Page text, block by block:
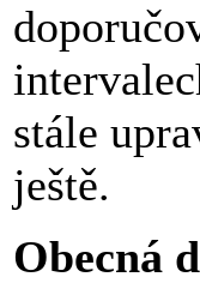
stále
ještě.
Obecná